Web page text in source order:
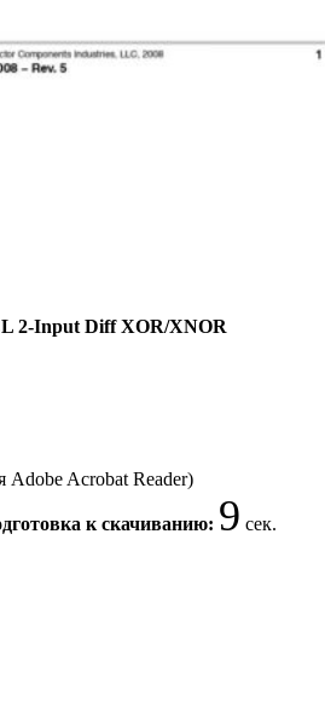
2-Input Diff XOR/XNOR
Adobe Acrobat Reader)
к скачиванию: 9 сек.